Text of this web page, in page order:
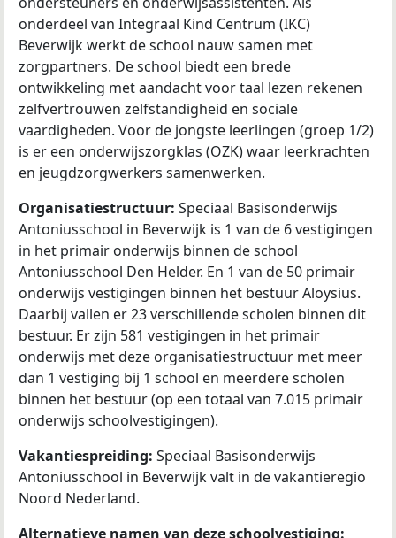
onderdeel van Integraal Kind Centrum (IKC)
Beverwijk werkt de school nauw samen met
zorgpartners. De school biedt een brede
ontwikkeling met aandacht voor taal lezen rekenen
zelfvertrouwen zelfstandigheid en sociale
vaardigheden. Voor de jongste leerlingen (groep 1/2)
is er een onderwijszorgklas (OZK) waar leerkrachten
en jeugdzorgwerkers samenwerken.
Organisatiestructuur: Speciaal Basisonderwijs
Antoniusschool in Beverwijk is 1 van de 6 vestigingen
in het primair onderwijs binnen de school
Antoniusschool Den Helder. En 1 van de 50 primair
onderwijs vestigingen binnen het bestuur Aloysius.
Daarbij vallen er 23 verschillende scholen binnen dit
bestuur. Er zijn 581 vestigingen in het primair
onderwijs met deze organisatiestructuur met meer
dan 1 vestiging bij 1 school en meerdere scholen
binnen het bestuur (op een totaal van 7.015 primair
onderwijs schoolvestigingen).
Vakantiespreiding: Speciaal Basisonderwijs
Antoniusschool in Beverwijk valt in de vakantieregio
Noord Nederland.
Alternatieve namen van deze schoolvestiging: